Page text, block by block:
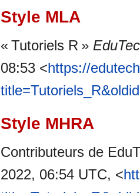
Style MLA
« Tutoriels R »
08:53 <https://
Style MHRA
Contributeurs de
2022, 06:54 UTC, <